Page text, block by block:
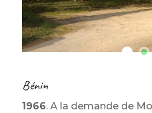
Bénin
1966. A la demande de